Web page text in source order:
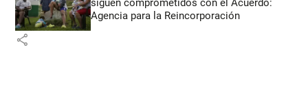
siguen comprometidos con el Acuerdo:
Agencia para la Reincorporación
share